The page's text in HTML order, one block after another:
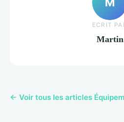
ECRIT
Martin
← Voir tous les articles